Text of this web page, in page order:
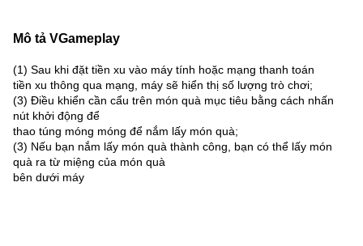
Mô tả VGameplay
(1) Sau khi đặt tiền xu vào máy tính hoặc mạng thanh toán
tiền xu thông qua mạng, máy sẽ hiển thị số lượng trò chơi;
(3) Điều khiển cần cẩu trên món quà mục tiêu bằng cách nhấn
nút khởi động để
thao túng móng móng để nắm lấy món quà;
(3) Nếu bạn nắm lấy món quà thành công, bạn có thể lấy món
quà ra từ miệng của món quà
bên dưới máy